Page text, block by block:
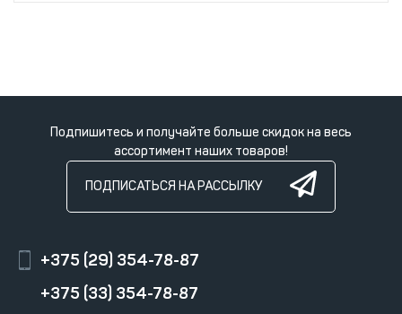
Подпишитесь и получайте больше скидок на весь
ассортимент наших товаров!
ПОДПИСАТЬСЯ НА РАССЫЛКУ
+375 (29) 354-78-87
+375 (33) 354-78-87